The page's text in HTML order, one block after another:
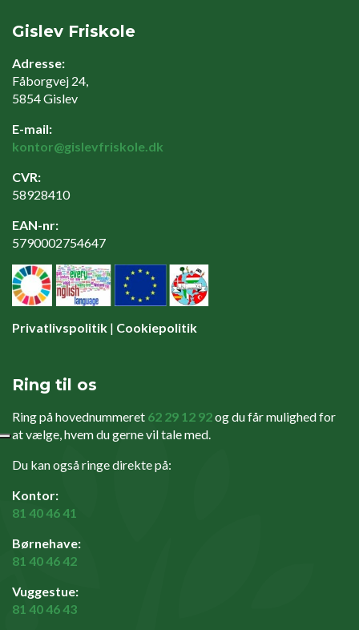
Gislev Friskole
Adresse:
Fåborgvej 24,
5854 Gislev
E-mail:
kontor@gislevfriskole.dk
CVR:
58928410
EAN-nr:
5790002754647
Privatlivspolitik | Cookiepolitik
Ring til os
Ring på hovednummeret 62 29 12 92og du får mulighed for
at vælge, hvem du gerne vil tale med.
Du kan også ringe direkte på:
Kontor:
81 40 46 41
Børnehave:
81 40 46 42
Vuggestue:
81 40 46 43